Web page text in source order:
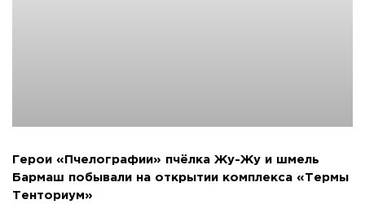
Герои «Пчелографии» пчёлка Жу-Жу и шмель
Бармаш побывали на открытии комплекса «Термы
Тенториум»